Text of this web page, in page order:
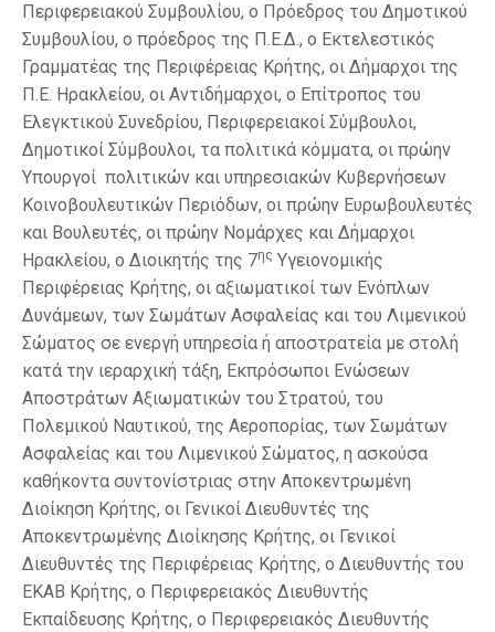
Περιφερειακού Συμβουλίου, ο Πρόεδρος του Δημοτικού
Συμβουλίου, ο πρόεδρος της Π.Ε.Δ., ο Εκτελεστικός
Γραμματέας της Περιφέρειας Κρήτης, οι Δήμαρχοι της
Π.Ε. Ηρακλείου, οι Αντιδήμαρχοι, ο Επίτροπος του
Ελεγκτικού Συνεδρίου, Περιφερειακοί Σύμβουλοι,
Δημοτικοί Σύμβουλοι, τα πολιτικά κόμματα, οι πρώην
Υπουργοί πολιτικών και υπηρεσιακών Κυβερνήσεων
Κοινοβουλευτικών Περιόδων, οι πρώην Ευρωβουλευτές
και Βουλευτές, οι πρώην Νομάρχες και Δήμαρχοι
Ηρακλείου, o Διοικητής της 7ης Υγειονομικής
Περιφέρειας Κρήτης, οι αξιωματικοί των Ενόπλων
Δυνάμεων, των Σωμάτων Ασφαλείας και του Λιμενικού
Σώματος σε ενεργή υπηρεσία ή αποστρατεία με στολή
κατά την ιεραρχική τάξη, Εκπρόσωποι Ενώσεων
Αποστράτων Αξιωματικών του Στρατού, του
Πολεμικού Ναυτικού, της Αεροπορίας, των Σωμάτων
Ασφαλείας και του Λιμενικού Σώματος, η ασκούσα
καθήκοντα συντονίστριας στην Αποκεντρωμένη
Διοίκηση Κρήτης, οι Γενικοί Διευθυντές της
Αποκεντρωμένης Διοίκησης Κρήτης, οι Γενικοί
Διευθυντές της Περιφέρειας Κρήτης, ο Διευθυντής του
ΕΚΑΒ Κρήτης, ο Περιφερειακός Διευθυντής
Εκπαίδευσης Κρήτης, ο Περιφερειακός Διευθυντής